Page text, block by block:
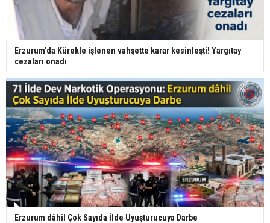
Erzurum'da Kürekle işlenen vahşette karar kesinleşti! Yargıtay
cezaları onadı
Erzurum dâhil Çok Sayıda İlde Uyuşturucuya Darbe